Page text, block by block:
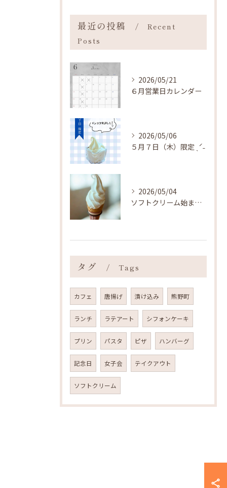
最近の投稿
Recent
Posts
2026/05/21
６月営業日カレンダー
2026/05/06
５月７日（木）限定 ˎˊ˗
2026/05/04
ソフトクリーム始まりました ˎˊ˗
タグ Tags
カフェ 唐揚げ 漬け込み 熊野町
ランチ ラテアート シフォンケーキ
プリン パスタ ピザ ハンバーグ
記念日 女子会 テイクアウト
ソフトクリーム